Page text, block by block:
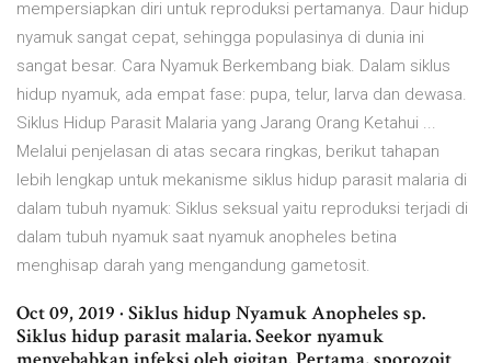
mempersiapkan diri untuk reproduksi pertamanya. Daur hidup
nyamuk sangat cepat, sehingga populasinya di dunia ini
sangat besar. Cara Nyamuk Berkembang biak. Dalam siklus
hidup nyamuk, ada empat fase: pupa, telur, larva dan dewasa.
Siklus Hidup Parasit Malaria yang Jarang Orang Ketahui ...
Melalui penjelasan di atas secara ringkas, berikut tahapan
lebih lengkap untuk mekanisme siklus hidup parasit malaria di
dalam tubuh nyamuk: Siklus seksual yaitu reproduksi terjadi di
dalam tubuh nyamuk saat nyamuk anopheles betina
menghisap darah yang mengandung gametosit.
Oct 09, 2019 · Siklus hidup Nyamuk Anopheles sp.
Siklus hidup parasit malaria. Seekor nyamuk